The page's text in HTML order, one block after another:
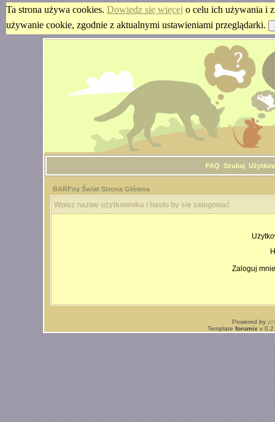
Ta strona używa cookies. Dowiedz się więcej o celu ich używania i
używanie cookie, zgodnie z aktualnymi ustawieniami przeglądarki.
FAQ Szukaj
BARFny Świat Strona Główna
Wpisz nazwę użytkownika i hasło by się zalogować
Zaloguj
Powered by
Template forumix v 0.2